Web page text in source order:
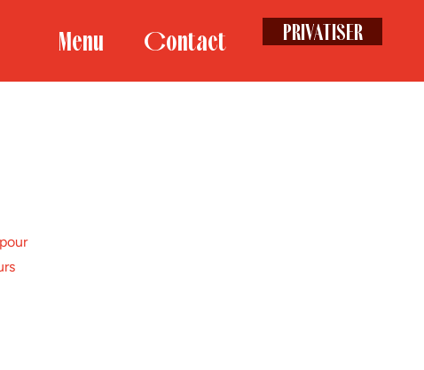
Menu Contact PRIVATISER